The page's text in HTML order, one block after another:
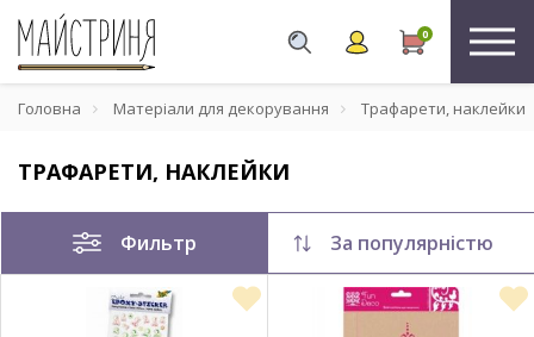
0
Головна Матеріали для декорування Трафарети, наклейки
ТРАФАРЕТИ, НАКЛЕЙКИ
Фильтр За популярністю